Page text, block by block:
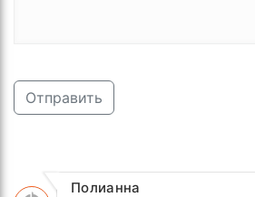
Отправить
Полианна